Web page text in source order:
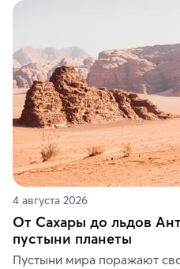
средства, одежду,
где их купить.
4 августа 2026
От Сахары до льдов
пустыни планеты
Пустыни мира поражают